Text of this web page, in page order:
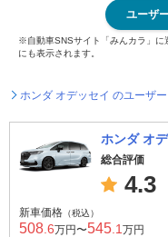
ユーザ
※自動車SNSサイト「みんカラ」に
にも表示されます。
ホンダ オデッセイ のユーザ
ホンダ オ
総合評価
4.3
新車価格 （税込）
508 .6万円〜545 .1 万円